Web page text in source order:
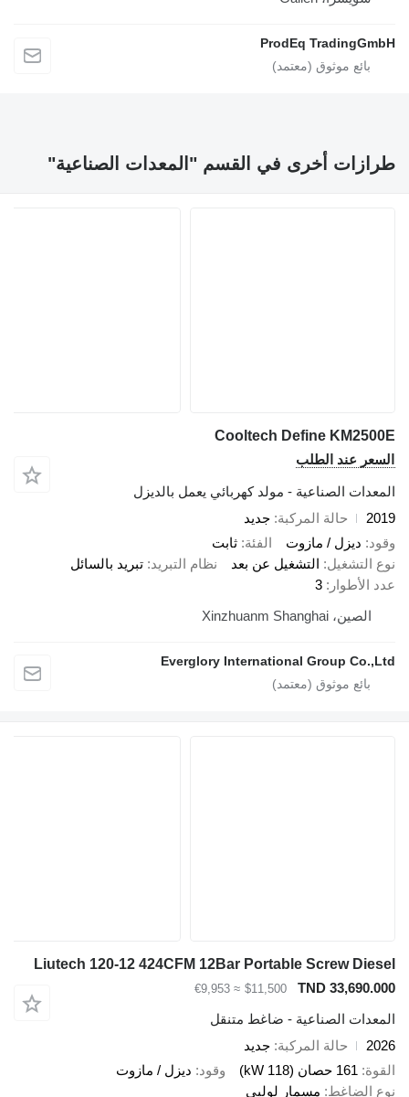
ProdEq
أخرى في القسم "المعدات الصناعية"
Cooltech Define
عند الطلب
الصناعية - مولد كهربائي يعمل بالديزل
حالة المركبة جديد
ديزل / مازوت
الفئة
ثابت
التشغيل عن بعد نظام التبريد
تبريد بالسائل
3
Everglory International Group
Liutech 120-12 424CFM 12Bar Portable Screw
TND
$11,500
≈ €9,953
الصناعية - ضاغط متنقل
حالة المركبة جديد
161 حصان (118 kW)
وقود
ديزل / مازوت
مسمار لولبي